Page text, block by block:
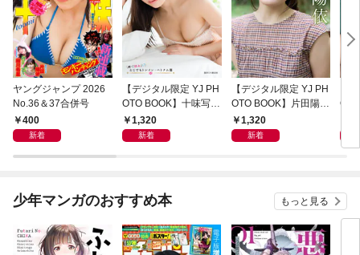
ヤングジャンプ 2026
No.36＆37合併号
400
新着
【デジタル限定 YJ PH
OTO BOOK】十味写真
集「続・『ぽみ』！？
どこでもトレイン・ベ
1,320
新着
【デジタル限定 YJ PH
OTO BOOK】片田陽依
写真集「羽色日和」
1,320
新着
リ」
少年マンガのおすすめ本 もっと見る